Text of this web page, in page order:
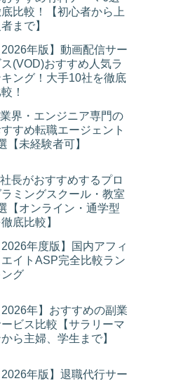
比較！【初心者から上
まで】
2026年版】動画配信サー
ス(VOD)おすすめ人気ラ
キング！大手10社を徹底
！
業界・エンジニア専門の
すめ転職エージェント
【未経験者可】
社長がおすすめするプロ
ラミングスクール・教室
【オンライン・通学型
底比較】
2026年度版】国内アフィ
エイトASP完全比較ラン
グ
2026年】おすすめの副業
ビス比較【サラリーマ
から主婦、学生まで】
2026年版】退職代行サー